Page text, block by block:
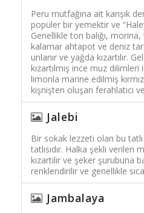
Peru mutfağına ait karışık
popüler bir yemektir ve
Genellikle ton balığı,
kalamar ahtapot ve deniz
unlanır ve yağda kızartılır.
kızartılmış ince muz
limonla marine edilmiş
kişnişten oluşan ferahlatıcı
Jalebi
Bir sokak lezzeti olan bu tatlı
tatlısıdır. Halka şekli verilen
kızartılır ve şeker şurubuna
renklendirilir ve genellikle
Jambalaya